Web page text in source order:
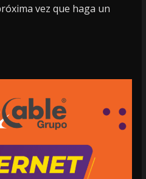
vez que haga un